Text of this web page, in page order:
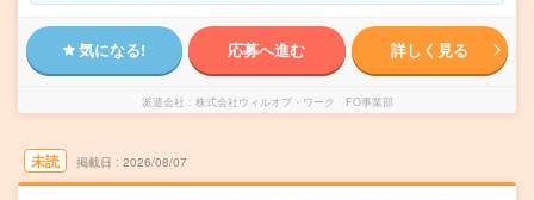
気になる! 応募へ進む 詳しく見る
派遣会社 株式会社ウィルオブ・ワーク FO事業部
未読 掲載日 2026/08/07